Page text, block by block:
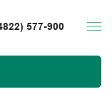
577-900